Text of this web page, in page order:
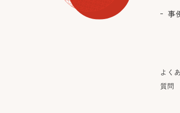
事
よく
質問